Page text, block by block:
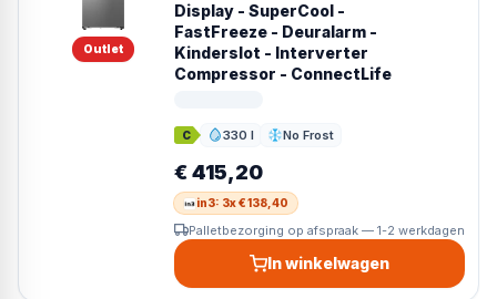
Outlet
Display - SuperCool -
FastFreeze - Deuralarm -
Kinderslot - Interverter
Compressor - ConnectLife
C 330 l
Inhoud No Frost
Ontdooien
€ 415,20
in3: 3x € 138,40
Palletbezorging op afspraak — 1-2 werkdagen
In winkelwagen